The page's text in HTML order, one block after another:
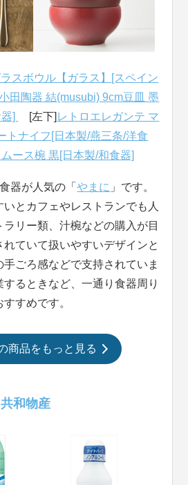
スボウル【ガラス】[スペイン
田陶器 結(musubi) 9cm豆皿 墨
]
[左下] レトロエレガンテ マ
トナイフ[日本製/燕三条/洋食
ース椀 黒[日本製/和食器]
器が人気の「やまに 」です。
とカフェやレストランでも人
リー類、汁椀などの購入が目
ていて扱いやすいデザインと
ごろ感などで支持されていま
るときなど、一通り食器周り
すめです。
商品をもっと見る
和物産